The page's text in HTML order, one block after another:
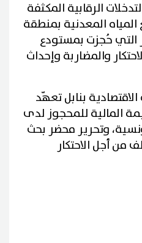
الرقابية المكثفة
المعدنية بمنطقة
التي حُجزت بمستودع
والمضاربة وإحداث
بنابل تعهّد
المالية للمحجوز لدى
وتحرير محضر بحث
أجل الاحتكار